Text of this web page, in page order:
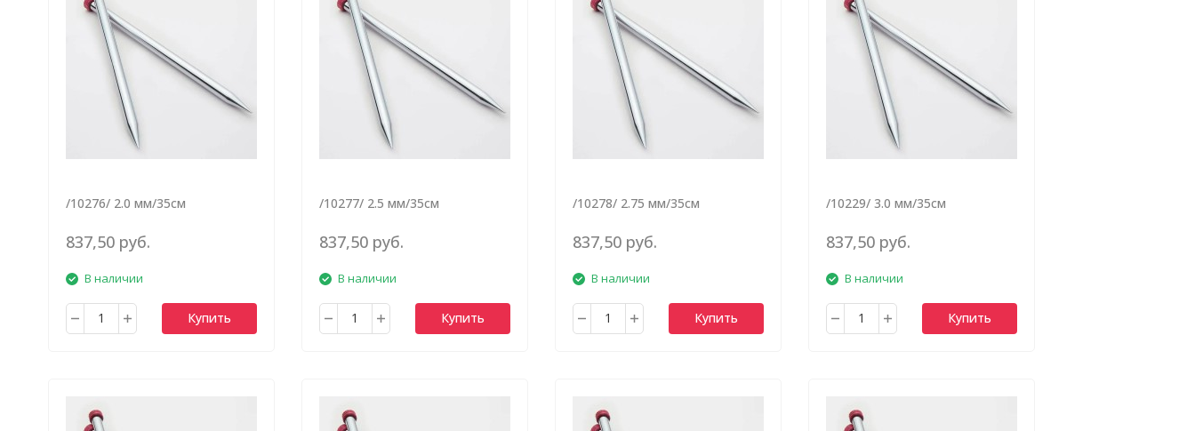
/10276/ 2.0 мм/35см
837,50 руб.
В наличии
Купить
/10277/ 2.5 мм/35см
837,50 руб.
В наличии
Купить
/10278/ 2.75 мм/35см
837,50 руб.
В наличии
Купить
/10229/ 3.0 мм/35см
837,50 руб.
В наличии
Купить